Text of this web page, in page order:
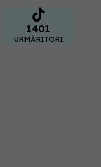
1401
URMĂRITORI